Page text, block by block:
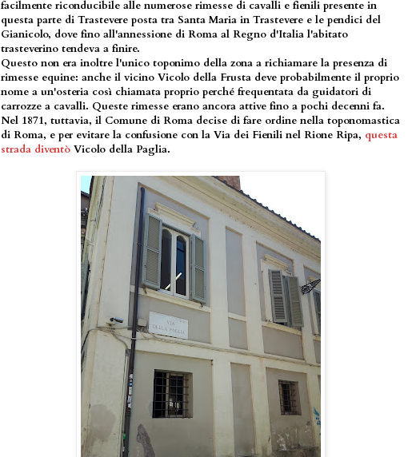
facilmente riconducibile alle numerose rimesse di cavalli e fienili presente in
questa parte di Trastevere posta tra Santa Maria in Trastevere e le pendici del
Gianicolo, dove fino all'annessione di Roma al Regno d'Italia l'abitato
trasteverino tendeva a finire.
Questo non era inoltre l'unico toponimo della zona a richiamare la presenza di
rimesse equine: anche il vicino Vicolo della Frusta deve probabilmente il proprio
nome a un'osteria così chiamata proprio perché frequentata da guidatori di
carrozze a cavalli. Queste rimesse erano ancora attive fino a pochi decenni fa.
Nel 1871, tuttavia, il Comune di Roma decise di fare ordine nella toponomastica
di Roma, e per evitare la confusione con la Via dei Fienili nel Rione Ripa, questa
strada diventò Vicolo della Paglia.